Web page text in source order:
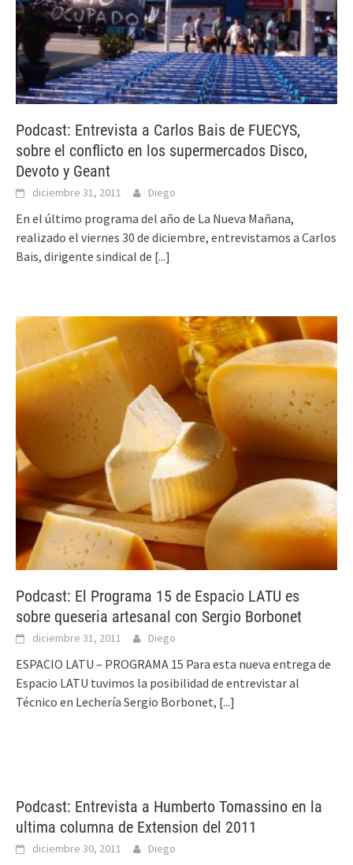
Podcast: Entrevista a Carlos Bais de FUECYS,
sobre el conflicto en los supermercados Disco,
Devoto y Geant
diciembre 31, 2011 Diego
En el último programa del año de La Nueva Mañana,
realizado el viernes 30 de diciembre, entrevistamos a Carlos
Bais, dirigente sindical de [...]
Podcast: El Programa 15 de Espacio LATU es
sobre queseria artesanal con Sergio Borbonet
diciembre 31, 2011 Diego
ESPACIO LATU – PROGRAMA 15 Para esta nueva entrega de
Espacio LATU tuvimos la posibilidad de entrevistar al
Técnico en Lechería Sergio Borbonet, [...]
Podcast: Entrevista a Humberto Tomassino en la
ultima columna de Extension del 2011
diciembre 30, 2011 Diego